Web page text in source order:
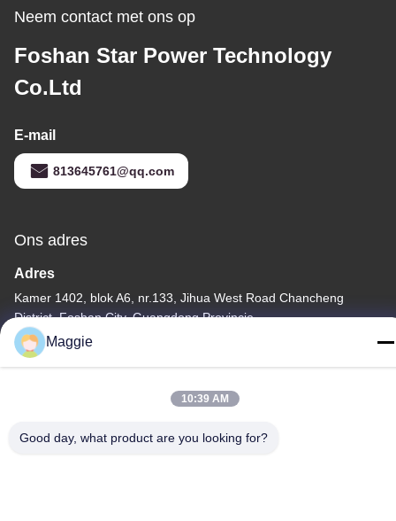
Neem contact met ons op
Foshan Star Power Technology
Co.Ltd
E-mail
813645761@qq.com
Ons adres
Adres
Kamer 1402, blok A6, nr.133, Jihua West Road Chancheng
District, Foshan City, Guangdong Provincie.
Tel
Maggie
10:39 AM
Good day, what product are you looking for?